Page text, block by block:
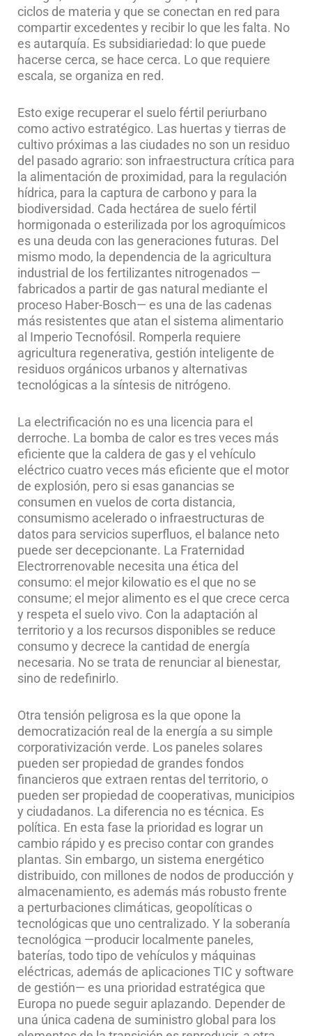
ciclos de materia y que se conectan en red para
compartir excedentes y recibir lo que les falta. No
es autarquía. Es subsidiariedad: lo que puede
hacerse cerca, se hace cerca. Lo que requiere
escala, se organiza en red.
Esto exige recuperar el suelo fértil periurbano
como activo estratégico. Las huertas y tierras de
cultivo próximas a las ciudades no son un residuo
del pasado agrario: son infraestructura crítica para
la alimentación de proximidad, para la regulación
hídrica, para la captura de carbono y para la
biodiversidad. Cada hectárea de suelo fértil
hormigonada o esterilizada por los agroquímicos
es una deuda con las generaciones futuras. Del
mismo modo, la dependencia de la agricultura
industrial de los fertilizantes nitrogenados —
fabricados a partir de gas natural mediante el
proceso Haber-Bosch— es una de las cadenas
más resistentes que atan el sistema alimentario
al Imperio Tecnofósil. Romperla requiere
agricultura regenerativa, gestión inteligente de
residuos orgánicos urbanos y alternativas
tecnológicas a la síntesis de nitrógeno.
La electrificación no es una licencia para el
derroche. La bomba de calor es tres veces más
eficiente que la caldera de gas y el vehículo
eléctrico cuatro veces más eficiente que el motor
de explosión, pero si esas ganancias se
consumen en vuelos de corta distancia,
consumismo acelerado o infraestructuras de
datos para servicios superfluos, el balance neto
puede ser decepcionante. La Fraternidad
Electrorrenovable necesita una ética del
consumo: el mejor kilowatio es el que no se
consume; el mejor alimento es el que crece cerca
y respeta el suelo vivo. Con la adaptación al
territorio y a los recursos disponibles se reduce
consumo y decrece la cantidad de energía
necesaria. No se trata de renunciar al bienestar,
sino de redefinirlo.
Otra tensión peligrosa es la que opone la
democratización real de la energía a su simple
corporativización verde. Los paneles solares
pueden ser propiedad de grandes fondos
financieros que extraen rentas del territorio, o
pueden ser propiedad de cooperativas, municipios
y ciudadanos. La diferencia no es técnica. Es
política. En esta fase la prioridad es lograr un
cambio rápido y es preciso contar con grandes
plantas. Sin embargo, un sistema energético
distribuido, con millones de nodos de producción y
almacenamiento, es además más robusto frente
a perturbaciones climáticas, geopolíticas o
tecnológicas que uno centralizado. Y la soberanía
tecnológica —producir localmente paneles,
baterías, todo tipo de vehículos y máquinas
eléctricas, además de aplicaciones TIC y software
de gestión— es una prioridad estratégica que
Europa no puede seguir aplazando. Depender de
una única cadena de suministro global para los